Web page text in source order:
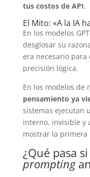
tus costos de API.
El Mito: «A la IA
En los modelos
desglosar su
era necesario
precisión lógica.
En los modelos de
pensamiento ya
sistemas ejecutan
interno, invisible y
mostrar la primera
¿Qué pasa
prompting